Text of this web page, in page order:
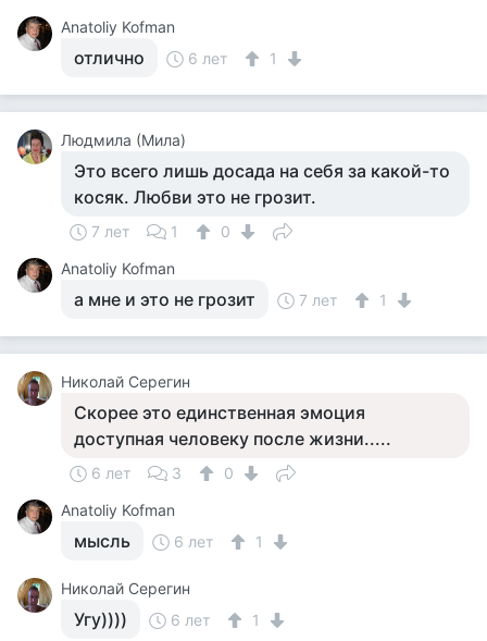
Anatoliy Kofman
отлично 6 лет 1
Людмила (Мила)
Это всего лишь досада на себя за какой-то
косяк. Любви это не грозит.
7 лет 1
0
Anatoliy Kofman
а мне и это не грозит 7 лет 1
Николай Серегин
Скорее это единственная эмоция
доступная человеку после жизни.....
6 лет 3
0
Anatoliy Kofman
мысль 6 лет 1
Николай Серегин
Угу)))) 6 лет 1